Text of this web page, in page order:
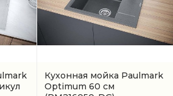
Кухонная мойка Paulmark
Optimum 60 см